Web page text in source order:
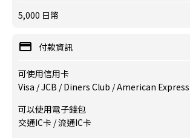
5,000 日幣
付款資訊
可使用信用卡
Visa / JCB / Diners Club / American
可以使用電子錢包
交通IC卡 / 流通IC卡